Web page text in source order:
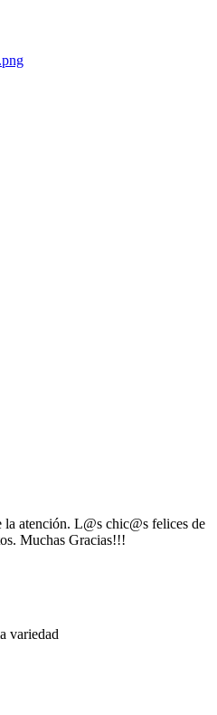
atención. L@s chic@s felices de
Muchas Gracias!!!
variedad